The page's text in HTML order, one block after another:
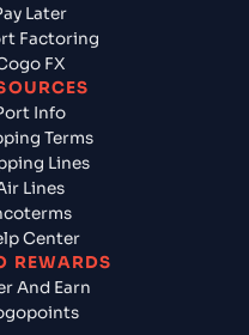
Later
Factoring
FX
Info
Terms
Lines
Lines
Center
REWARDS
And Earn